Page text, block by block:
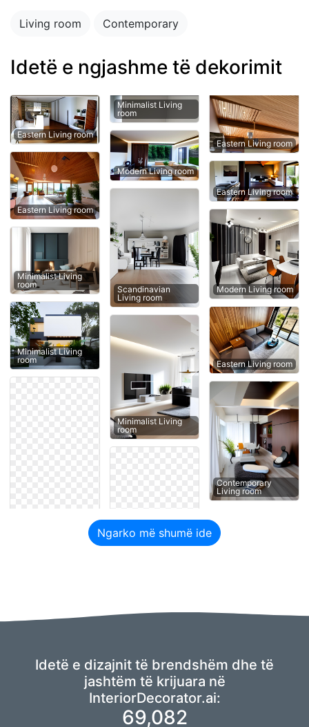
Living room Contemporary
Idetë e ngjashme të dekorimit
Eastern Living room
Eastern Living room
Minimalist Living
room
Minimalist Living
room
Minimalist Living
room
Modern Living room
Scandinavian
Living room
Minimalist Living
room
Eastern Living room
Eastern Living room
Modern Living room
Eastern Living room
Contemporary
Living room
Ngarko më shumë ide
Idetë e dizajnit të brendshëm dhe të
jashtëm të krijuara në
InteriorDecorator.ai:
69,082